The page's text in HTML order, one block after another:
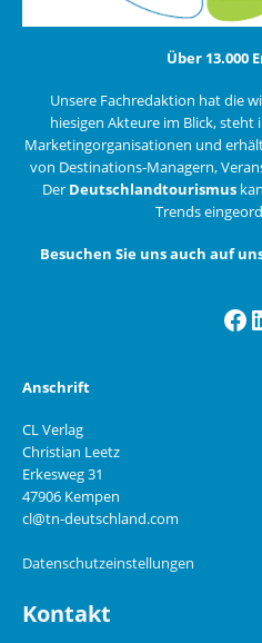
Über 13.000
Unsere Fachredaktion hat die
hiesigen Akteure im Blick,
Marketingorganisationen und
von Destinations-Managern,
Der Deutschlandtourismus
Trends
Besuchen Sie uns auch auf
Anschrift
CL Verlag
Christian Leetz
Erkesweg 31
47906 Kempen
cl@tn-deutschland.com
Datenschutzeinstellungen
Kontakt